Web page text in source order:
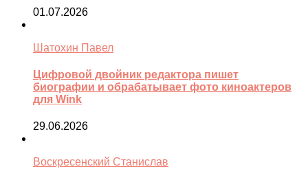
01.07.2026
Шатохин Павел
Цифровой двойник редактора пишет
биографии и обрабатывает фото киноактеров
для Wink
29.06.2026
Воскресенский Станислав